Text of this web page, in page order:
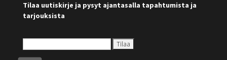
Tilaa uutiskirje ja pysyt ajantasalla tapahtumista ja
tarjouksista